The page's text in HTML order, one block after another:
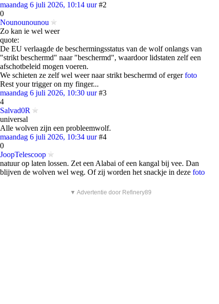
maandag 6 juli 2026, 10:14 uur #2
0
Nounounounou
Zo kan ie wel weer
quote:
De EU verlaagde de beschermingsstatus van de wolf onlangs van
"strikt beschermd" naar "beschermd", waardoor lidstaten zelf een
afschotbeleid mogen voeren.
We schieten ze zelf wel weer naar strikt beschermd of ergerfoto
Rest your trigger on my finger...
maandag 6 juli 2026, 10:30 uur #3
4
Salvad0R
universal
Alle wolven zijn een probleemwolf.
maandag 6 juli 2026, 10:34 uur #4
0
JoopTelescoop
natuur op laten lossen. Zet een Alabai of een kangal bij vee. Dan
blijven de wolven wel weg. Of zij worden het snackje in deze foto
▼ Advertentie door Refinery89